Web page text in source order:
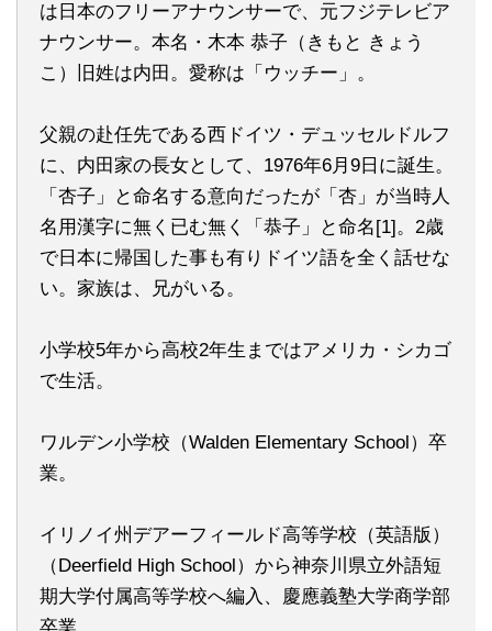
は日本のフリーアナウンサーで、元フジテレビア
ナウンサー。本名・木本 恭子（きもと きょう
こ）旧姓は内田。愛称は「ウッチー」。
父親の赴任先である西ドイツ・デュッセルドルフ
に、内田家の長女として、1976年6月9日に誕生。
「杏子」と命名する意向だったが「杏」が当時人
名用漢字に無く已む無く「恭子」と命名[1]。2歳
で日本に帰国した事も有りドイツ語を全く話せな
い。家族は、兄がいる。
小学校5年から高校2年生まではアメリカ・シカゴ
で生活。
ワルデン小学校（Walden Elementary School）卒
業。
イリノイ州デアーフィールド高等学校（英語版）
（Deerfield High School）から神奈川県立外語短
期大学付属高等学校へ編入、慶應義塾大学商学部